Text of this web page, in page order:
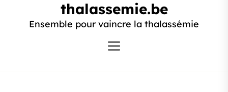
thalassemie.be
thalassemie.be
Ensemble pour vaincre la thalassémie